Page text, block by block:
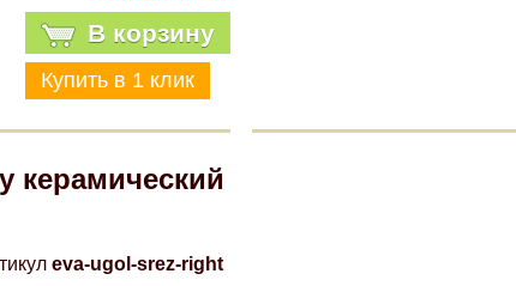
В корзину
керамический
eva-ugol-srez-right